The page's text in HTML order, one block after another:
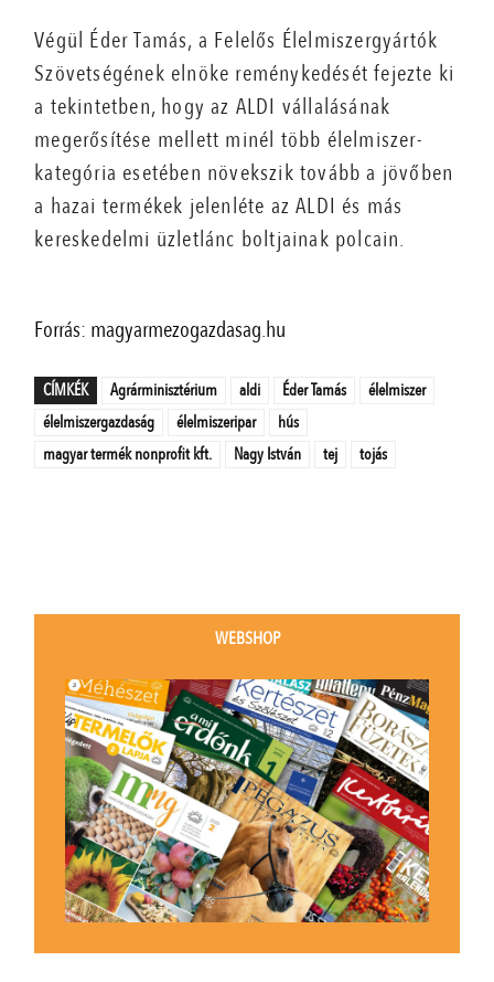
Végül Éder Tamás, a Felelős Élelmiszergyártók
Szövetségének elnöke reménykedését fejezte ki
a tekintetben, hogy az ALDI vállalásának
megerősítése mellett minél több élelmiszer-
kategória esetében növekszik tovább a jövőben
a hazai termékek jelenléte az ALDI és más
kereskedelmi üzletlánc boltjainak polcain.
Forrás: magyarmezogazdasag.hu
CÍMKÉK Agrárminisztérium aldi Éder Tamás
élelmiszer
élelmiszergazdaság
élelmiszeripar
hús
magyar termék nonprofit kft.
Nagy István tej tojás
WEBSHOP